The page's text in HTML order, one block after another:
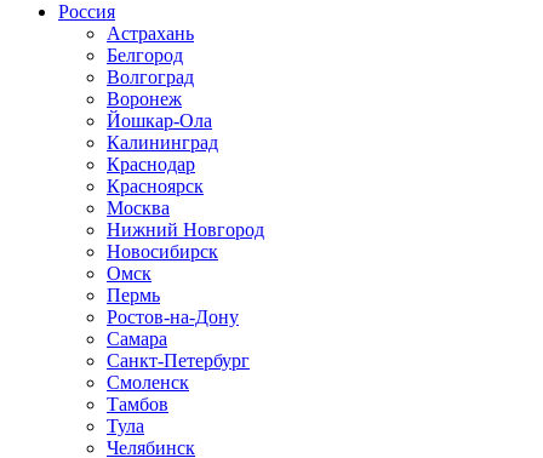
Россия
Астрахань
Белгород
Волгоград
Воронеж
Йошкар-Ола
Калининград
Краснодар
Красноярск
Москва
Нижний Новгород
Новосибирск
Омск
Пермь
Ростов-на-Дону
Самара
Санкт-Петербург
Смоленск
Тамбов
Тула
Челябинск